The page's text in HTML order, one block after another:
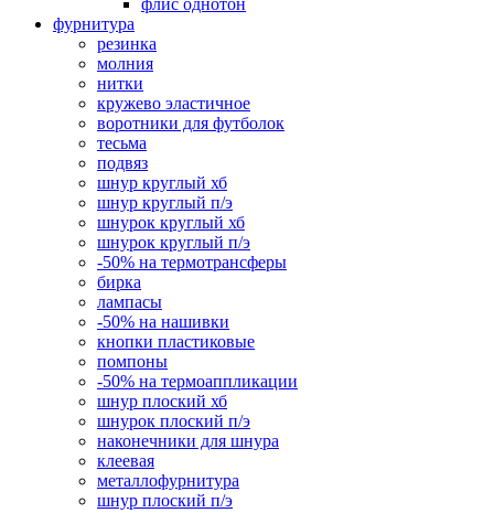
флис однотон
фурнитура
резинка
молния
нитки
кружево эластичное
воротники для футболок
тесьма
подвяз
шнур круглый хб
шнур круглый п/э
шнурок круглый хб
шнурок круглый п/э
-50% на термотрансферы
бирка
лампасы
-50% на нашивки
кнопки пластиковые
помпоны
-50% на термоаппликации
шнур плоский хб
шнурок плоский п/э
наконечники для шнура
клеевая
металлофурнитура
шнур плоский п/э